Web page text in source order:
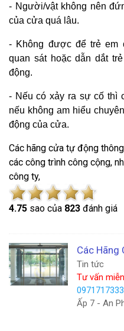
- Người/vật không nên
của cửa quá lâu.
- Không được để trẻ
quan sát hoặc dẫn dắt
động.
- Nếu có xảy ra sự cố thì
nếu không am hiểu
động của cửa.
Các hãng cửa tự động
các công trình công cộng,
công ty,
4.75 sao của 823 đánh giá
Các Hãng
Tin tức
Tư vấn
0971717333
Ấp 7 - An